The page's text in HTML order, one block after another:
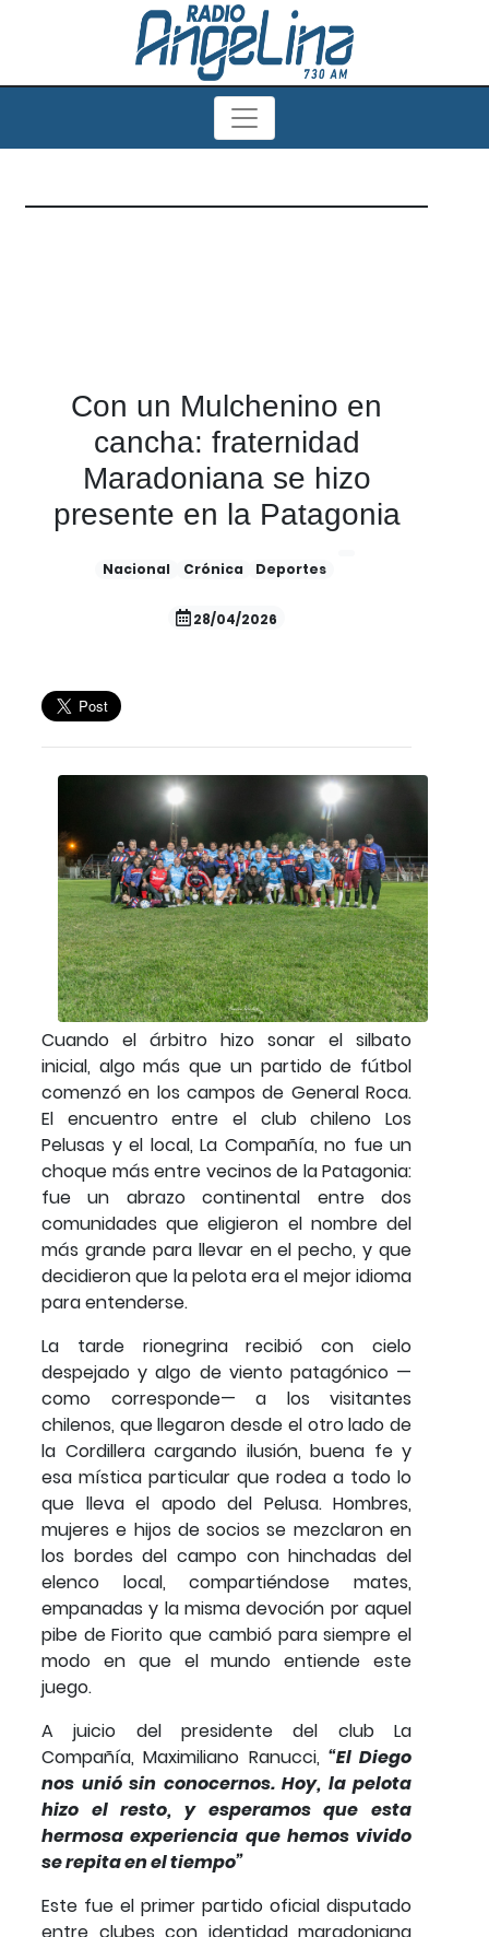
Con un Mulchenino en
cancha: fraternidad
Maradoniana se hizo
presente en la Patagonia
Nacional Crónica Deportes
28/04/2026
Cuando el árbitro hizo sonar el silbato
inicial, algo más que un partido de fútbol
comenzó en los campos de General Roca.
El encuentro entre el club chileno Los
Pelusas y el local, La Compañía, no fue un
choque más entre vecinos de la Patagonia:
fue un abrazo continental entre dos
comunidades que eligieron el nombre del
más grande para llevar en el pecho, y que
decidieron que la pelota era el mejor idioma
para entenderse.
La tarde rionegrina recibió con cielo
despejado y algo de viento patagónico —
como corresponde— a los visitantes
chilenos, que llegaron desde el otro lado de
la Cordillera cargando ilusión, buena fe y
esa mística particular que rodea a todo lo
que lleva el apodo del Pelusa. Hombres,
mujeres e hijos de socios se mezclaron en
los bordes del campo con hinchadas del
elenco local, compartiéndose mates,
empanadas y la misma devoción por aquel
pibe de Fiorito que cambió para siempre el
modo en que el mundo entiende este
juego.
A juicio del presidente del club La
Compañía, Maximiliano Ranucci, “El Diego
nos unió sin conocernos. Hoy, la pelota
hizo el resto, y esperamos que esta
hermosa experiencia que hemos vivido
se repita en el tiempo”
Este fue el primer partido oficial disputado
entre clubes con identidad maradoniana